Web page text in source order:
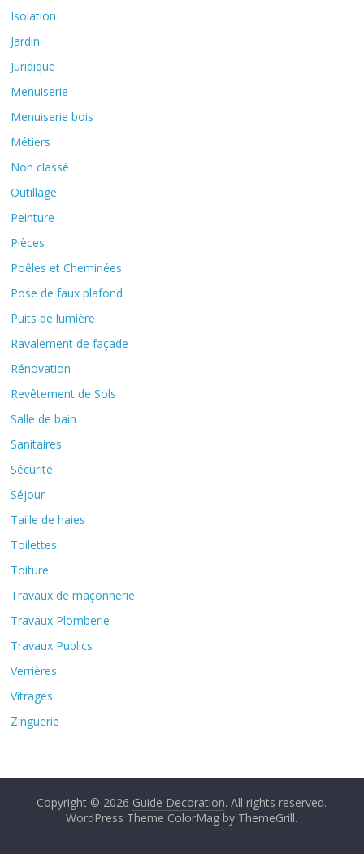
Isolation
Jardin
Juridique
Menuiserie
Menuiserie bois
Métiers
Non classé
Outillage
Peinture
Pièces
Poêles et Cheminées
Pose de faux plafond
Puits de lumière
Ravalement de façade
Rénovation
Revêtement de Sols
Salle de bain
Sanitaires
Sécurité
Séjour
Taille de haies
Toilettes
Toiture
Travaux de maçonnerie
Travaux Plomberie
Travaux Publics
Verrières
Vitrages
Zinguerie
Copyright © 2026 Guide Decoration. All rights reserved.
WordPress Theme ColorMag by ThemeGrill.